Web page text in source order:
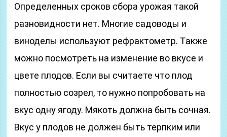
Определенных сроков сбора урожая такой
разновидности нет. Многие садоводы и
виноделы используют рефрактометр. Также
можно посмотреть на изменение во вкусе и
цвете плодов. Если вы считаете что плод
полностью созрел, то нужно попробовать на
вкус одну ягоду. Мякоть должна быть сочная.
Вкус у плодов не должен быть терпким или